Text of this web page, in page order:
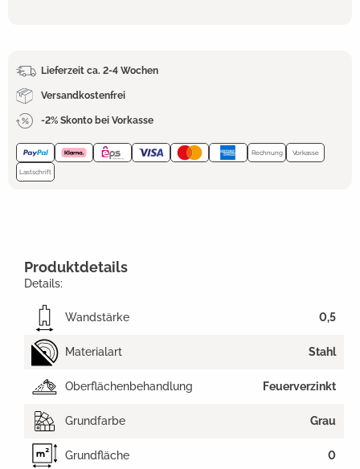
Lieferzeit ca. 2-4 Wochen
Versandkostenfrei
-2% Skonto bei Vorkasse
Rechnung Vorkasse
Lastschrift
Produktdetails
Details:
Wandstärke 0,5
Materialart Stahl
Oberflächenbehandlung Feuerverzinkt
Grundfarbe Grau
Grundfläche 0